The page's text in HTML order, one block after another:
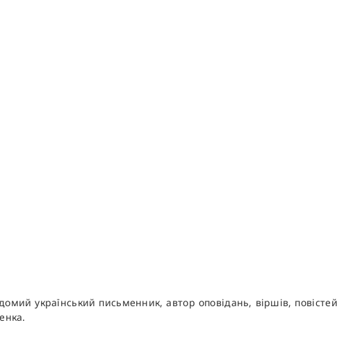
український письменник, автор оповідань, віршів,